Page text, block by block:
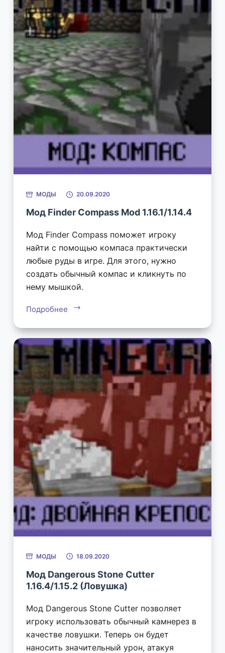
МОДЫ 20.09.2020
Мод Finder Compass Mod 1.16.1/1.14.4
Мод Finder Compass поможет игроку
найти с помощью компаса практически
любые руды в игре. Для этого, нужно
создать обычный компас и кликнуть по
нему мышкой.
Подробнее
МОДЫ 18.09.2020
Мод Dangerous Stone Cutter
1.16.4/1.15.2 (Ловушка)
Мод Dangerous Stone Cutter позволяет
игроку использовать обычный камнерез в
качестве ловушки. Теперь он будет
наносить значительный урон, атакуя